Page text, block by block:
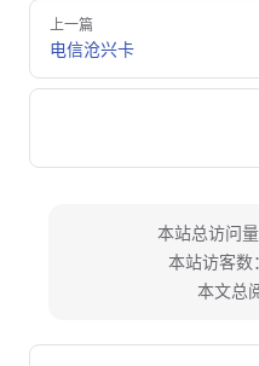
Pager
上一篇
电信沧兴卡
本站总访问量
本站访客数：
本文总